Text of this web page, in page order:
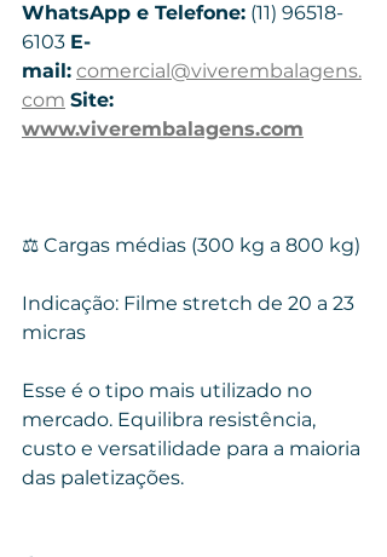
WhatsApp e Telefone: (11) 96518-
6103 E-
mail: comercial@viverembalagens.
com Site:
www.viverembalagens.com
⚖️ Cargas médias (300 kg a 800 kg)
Indicação: Filme stretch de 20 a 23
micras
Esse é o tipo mais utilizado no
mercado. Equilibra resistência,
custo e versatilidade para a maioria
das paletizações.